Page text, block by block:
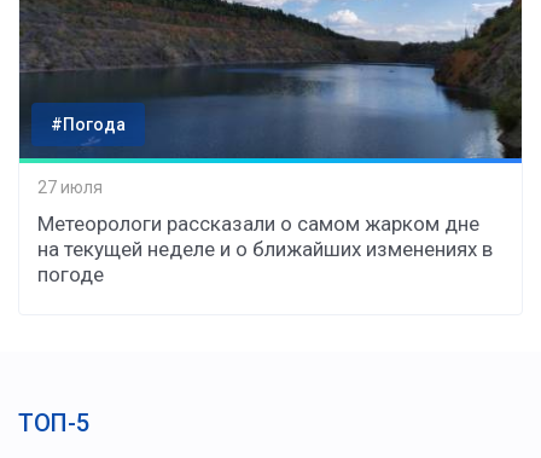
#Погода
27 июля
Метеорологи рассказали о самом жарком дне
на текущей неделе и о ближайших изменениях в
погоде
ТОП-5